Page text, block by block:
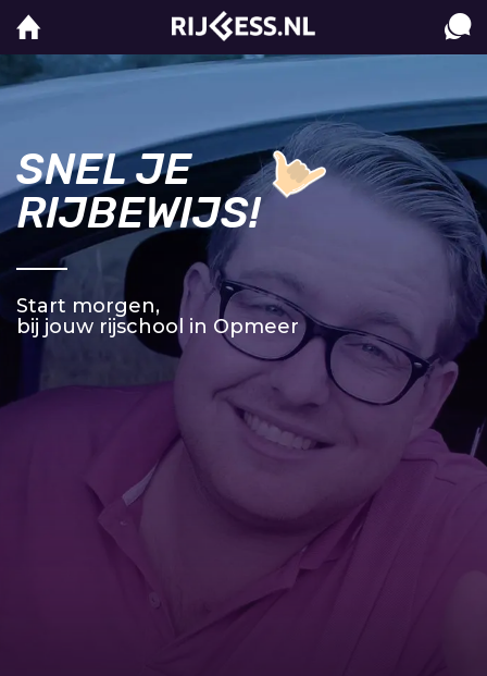
SNEL JE
RIJBEWIJS!
Start morgen,
bij jouw rijschool in Opmeer